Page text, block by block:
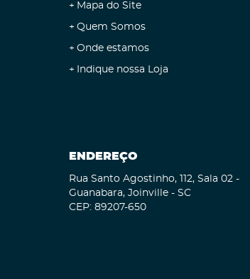
Mapa do Site
Quem Somos
Onde estamos
Indique nossa Loja
ENDEREÇO
Rua Santo Agostinho, 112, Sala 02 -
Guanabara, Joinville - SC
CEP: 89207-650